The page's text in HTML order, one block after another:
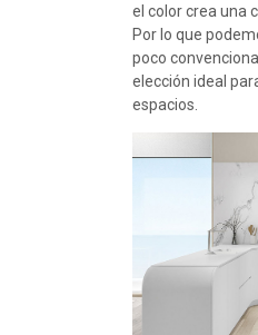
el color crea una
Por lo que
poco
elección ideal
espacios.